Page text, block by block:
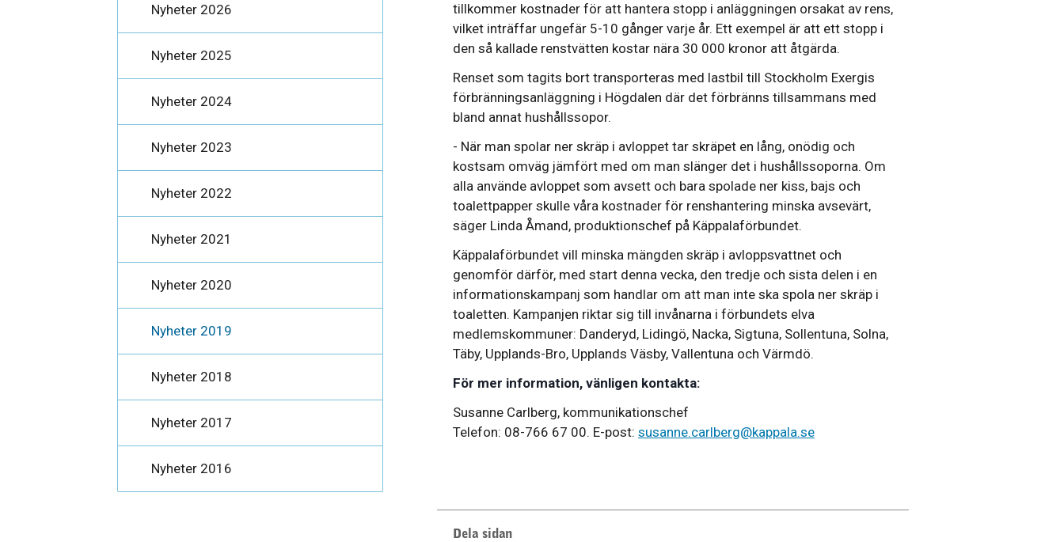
Nyheter 2026
Nyheter 2025
Nyheter 2024
Nyheter 2023
Nyheter 2022
Nyheter 2021
Nyheter 2020
Nyheter 2019
Nyheter 2018
Nyheter 2017
Nyheter 2016
tillkommer kostnader för att hantera stopp i anläggningen orsakat av rens,
vilket inträffar ungefär 5-10 gånger varje år. Ett exempel är att ett stopp i
den så kallade renstvätten kostar nära 30 000 kronor att åtgärda.
Renset som tagits bort transporteras med lastbil till Stockholm Exergis
förbränningsanläggning i Högdalen där det förbränns tillsammans med
bland annat hushållssopor.
- När man spolar ner skräp i avloppet tar skräpet en lång, onödig och
kostsam omväg jämfört med om man slänger det i hushållssoporna. Om
alla använde avloppet som avsett och bara spolade ner kiss, bajs och
toalettpapper skulle våra kostnader för renshantering minska avsevärt,
säger Linda Åmand, produktionschef på Käppalaförbundet.
Käppalaförbundet vill minska mängden skräp i avloppsvattnet och
genomför därför, med start denna vecka, den tredje och sista delen i en
informationskampanj som handlar om att man inte ska spola ner skräp i
toaletten. Kampanjen riktar sig till invånarna i förbundets elva
medlemskommuner: Danderyd, Lidingö, Nacka, Sigtuna, Sollentuna, Solna,
Täby, Upplands-Bro, Upplands Väsby, Vallentuna och Värmdö.
För mer information, vänligen kontakta:
Susanne Carlberg, kommunikationschef
Telefon: 08-766 67 00. E-post: susanne.carlberg@kappala.se
Dela sidan